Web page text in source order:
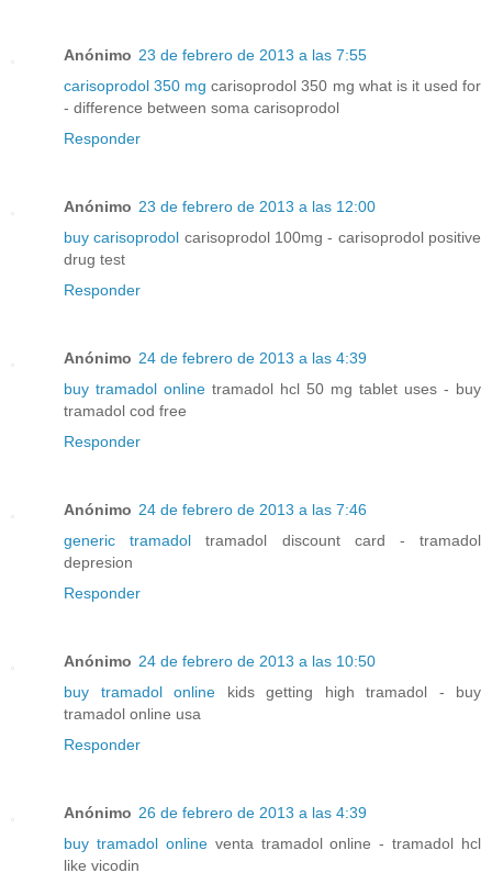
Anónimo 23 de febrero de 2013 a las 7:55
carisoprodol 350 mg carisoprodol 350 mg what is it used for
- difference between soma carisoprodol
Responder
Anónimo 23 de febrero de 2013 a las 12:00
buy carisoprodol carisoprodol 100mg - carisoprodol positive
drug test
Responder
Anónimo 24 de febrero de 2013 a las 4:39
buy tramadol online tramadol hcl 50 mg tablet uses - buy
tramadol cod free
Responder
Anónimo 24 de febrero de 2013 a las 7:46
generic tramadol tramadol discount card - tramadol
depresion
Responder
Anónimo 24 de febrero de 2013 a las 10:50
buy tramadol online kids getting high tramadol - buy
tramadol online usa
Responder
Anónimo 26 de febrero de 2013 a las 4:39
buy tramadol onlineventa tramadol online - tramadol hcl
like vicodin